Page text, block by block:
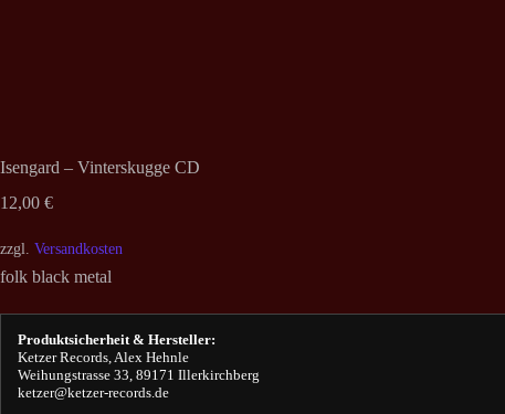
Isengard – Vinterskugge CD
12,00 €
zzgl. Versandkosten
folk black metal
Produktsicherheit & Hersteller:
Ketzer Records, Alex Hehnle
Weihungstrasse 33, 89171 Illerkirchberg
ketzer@ketzer-records.de